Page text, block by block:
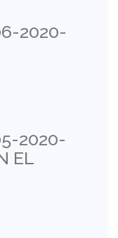
2020-
2020-
EL